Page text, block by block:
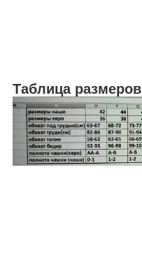
Таблица размеров